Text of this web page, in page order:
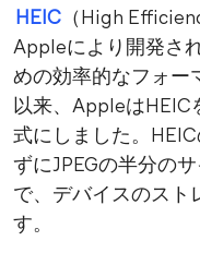
HEIC（High
Appleにより開発さ
めの効率的なフォー
以来、AppleはHEIC
式にしました。
ずにJPEGの半分の
で、デバイスのスト
す。